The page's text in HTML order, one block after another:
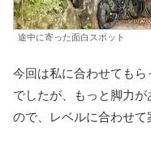
途中に寄った面白スポット
今回は私に合わせても
でしたが、もっと脚力
ので、レベルに合わせて